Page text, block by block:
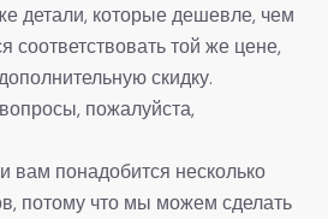
детали, которые дешевле, чем
той же цене,
скидку.
пожалуйста,
вам понадобится несколько
потому что мы можем сделать